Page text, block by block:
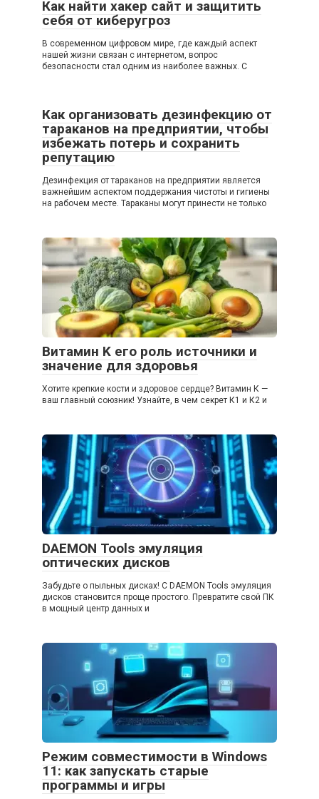
Как найти хакер сайт и защитить
себя от киберугроз
В современном цифровом мире, где каждый аспект
нашей жизни связан с интернетом, вопрос
безопасности стал одним из наиболее важных. С
Как организовать дезинфекцию от
тараканов на предприятии, чтобы
избежать потерь и сохранить
репутацию
Дезинфекция от тараканов на предприятии является
важнейшим аспектом поддержания чистоты и гигиены
на рабочем месте. Тараканы могут принести не только
Витамин K его роль источники и
значение для здоровья
Хотите крепкие кости и здоровое сердце? Витамин К —
ваш главный союзник! Узнайте, в чем секрет К1 и К2 и
DAEMON Tools эмуляция
оптических дисков
Забудьте о пыльных дисках! С DAEMON Tools эмуляция
дисков становится проще простого. Превратите свой ПК
в мощный центр данных и
Режим совместимости в Windows
11: как запускать старые
программы и игры